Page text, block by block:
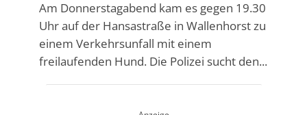
Am Donnerstagabend kam es gegen 19.30
Uhr auf der Hansastraße in Wallenhorst zu
einem Verkehrsunfall mit einem
freilaufenden Hund. Die Polizei sucht den...